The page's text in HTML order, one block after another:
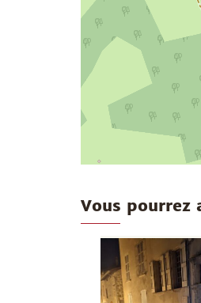
Vous pourrez